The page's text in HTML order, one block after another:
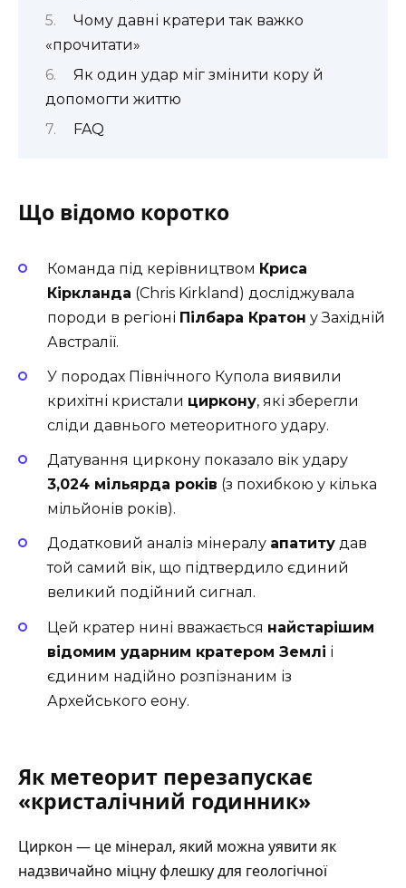
Чому давні кратери так важко
«прочитати»
Як один удар міг змінити кору й
допомогти життю
FAQ
Що відомо коротко
Команда під керівництвом Криса
Кіркланда (Chris Kirkland) досліджувала
породи в регіоні Пілбара Кратон у Західній
Австралії.
У породах Північного Купола виявили
крихітні кристали циркону, які зберегли
сліди давнього метеоритного удару.
Датування циркону показало вік удару
3,024 мільярда років (з похибкою у кілька
мільйонів років).
Додатковий аналіз мінералу апатиту дав
той самий вік, що підтвердило єдиний
великий подійний сигнал.
Цей кратер нині вважається найстарішим
відомим ударним кратером Землі і
єдиним надійно розпізнаним із
Архейського еону.
Як метеорит перезапускає
«кристалічний годинник»
Циркон — це мінерал, який можна уявити як
надзвичайно міцну флешку для геологічної